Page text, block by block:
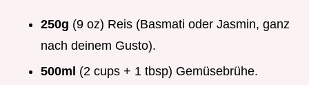
250g (9 oz) Reis (Basmati oder Jasmin, ganz
nach deinem Gusto).
500ml (2 cups + 1 tbsp) Gemüsebrühe.